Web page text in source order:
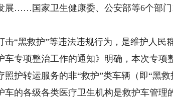
展……国家卫生健康委、公安部等6个部
黑救护”等违法违规行为，是维护人民
项整治工作的通知》明确，本次专项
护转运服务的非“救护”类车辆（即“黑救
各级各类医疗卫生机构是救护车管理